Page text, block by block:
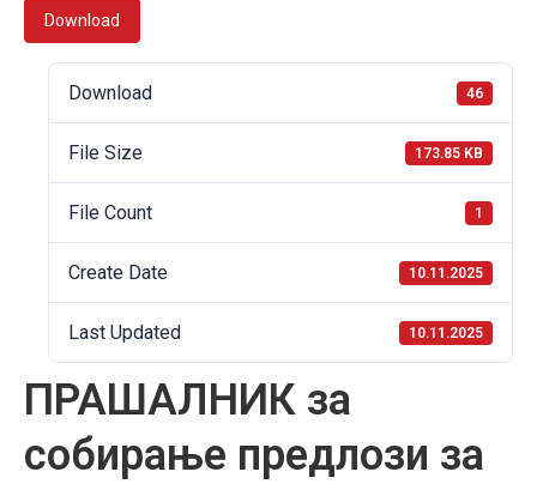
Download
Download 46
File Size 173.85 KB
File Count 1
Create Date 10.11.2025
Last Updated 10.11.2025
ПРАШАЛНИК за
собирање предлози за